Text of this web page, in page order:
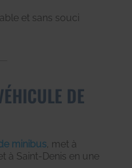
et sans souci
DE
minibus, met à
à Saint-Denis en une